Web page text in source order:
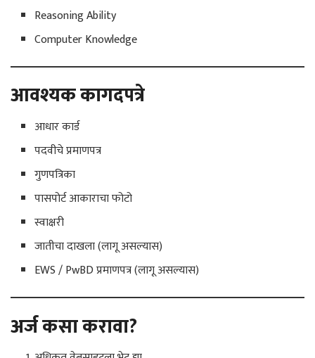
Reasoning Ability
Computer Knowledge
आवश्यक कागदपत्रे
आधार कार्ड
पदवीचे प्रमाणपत्र
गुणपत्रिका
पासपोर्ट आकाराचा फोटो
स्वाक्षरी
जातीचा दाखला (लागू असल्यास)
EWS / PwBD प्रमाणपत्र (लागू असल्यास)
अर्ज कसा करावा?